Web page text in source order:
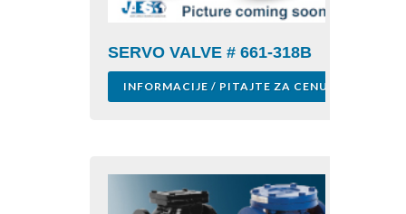
SERVO VALVE # 661-318B
INFORMACIJE / PITAJTE ZA CENU